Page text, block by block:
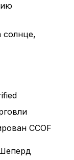
CCOF